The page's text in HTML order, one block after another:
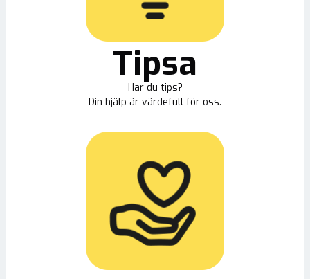
Tipsa
Har du tips?
Din hjälp är värdefull för oss.